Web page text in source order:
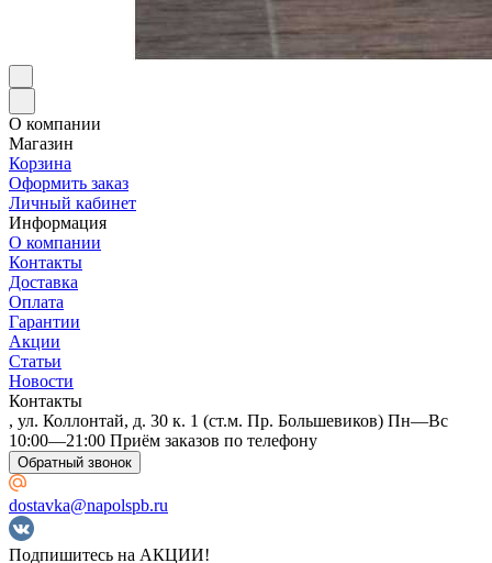
О компании
Магазин
Корзина
Оформить заказ
Личный кабинет
Информация
О компании
Контакты
Доставка
Оплата
Гарантии
Акции
Статьи
Новости
Контакты
, ул. Коллонтай, д. 30 к. 1 (ст.м. Пр. Большевиков) Пн—Вс
10:00—21:00 Приём заказов по телефону
Обратный звонок
dostavka@napolspb.ru
Подпишитесь на АКЦИИ!